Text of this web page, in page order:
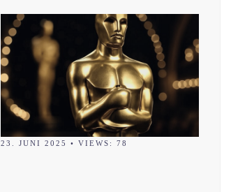
23. JUNI 2025 • VIEWS: 78